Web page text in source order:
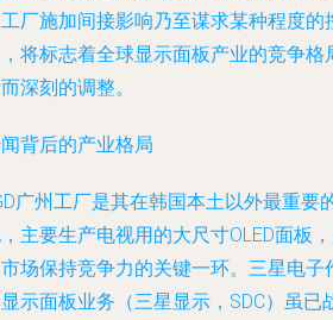
厂施加间接影响乃至谋求某种程度的
将标志着全球显示面板产业的竞争
深刻的调整。
背后的产业格局
广州工厂是其在韩国本土以外最重要
主要生产电视用的大尺寸OLED面板
场保持竞争力的关键一环。三星电
示面板业务（三星显示，SDC）虽已